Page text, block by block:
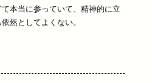
本当に参っていて、精神的に立
然としてよくない。